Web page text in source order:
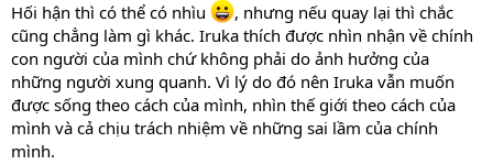
Hối hận thì có thể có nhìu
, nhưng nếu quay lại thì chắc
cũng chẳng làm gì khác. Iruka thích được nhìn nhận về chính
con người của mình chứ không phải do ảnh hưởng của
những người xung quanh. Vì lý do đó nên Iruka vẫn muốn
được sống theo cách của mình, nhìn thế giới theo cách của
mình và cả chịu trách nhiệm về những sai lầm của chính
mình.